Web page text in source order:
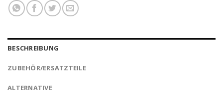
BESCHREIBUNG
ZUBEHÖR/ERSATZTEILE
ALTERNATIVE